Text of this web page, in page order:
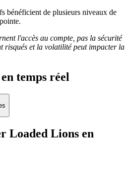
bénéficient de plusieurs niveaux de
l'accès au compte, pas la sécurité
risqués et la volatilité peut impacter la
temps réel
Loaded Lions en